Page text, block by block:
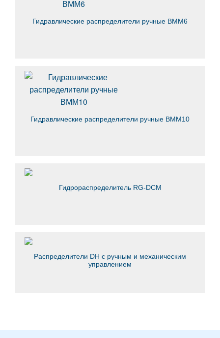
Гидравлические распределители ручные ВММ6
Гидравлические распределители ручные ВММ10
Гидрораспределитель RG-DCM
Распределители DH с ручным и механическим
управлением